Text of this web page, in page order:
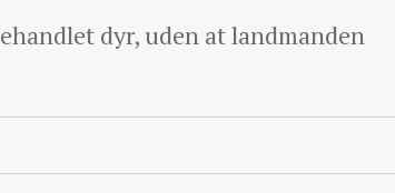
dyr, uden at landmanden